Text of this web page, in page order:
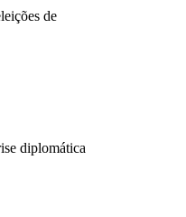
de
diplomática